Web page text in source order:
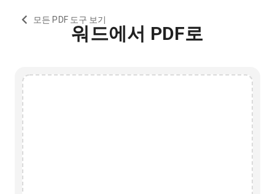
모든 PDF 도구 보기
워드에서 PDF로